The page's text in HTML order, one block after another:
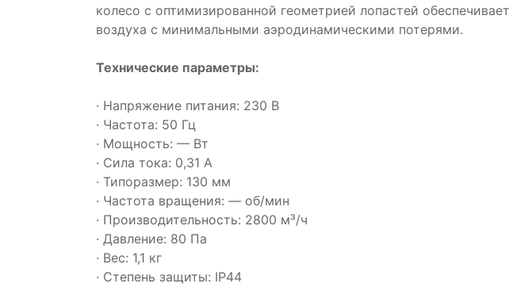
колесо с оптимизированной геометрией лопастей
воздуха с минимальными аэродинамическими потерями.
Технические параметры:
· Напряжение питания: 230 В
· Частота: 50 Гц
· Мощность: — Вт
· Сила тока: 0,31 А
· Типоразмер: 130 мм
· Частота вращения: — об/мин
· Производительность: 2800 м³/ч
· Давление: 80 Па
· Вес: 1,1 кг
· Степень защиты: IP44